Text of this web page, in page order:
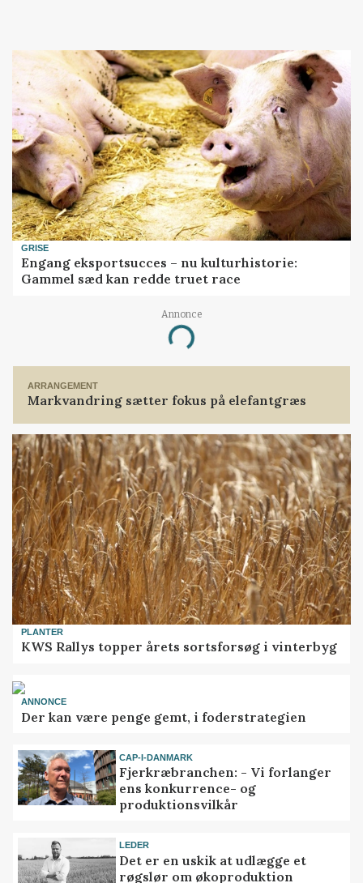
GRISE
Engang eksportsucces – nu kulturhistorie:
Gammel sæd kan redde truet race
Annonce
Loading...
ARRANGEMENT
Markvandring sætter fokus på elefantgræs
PLANTER
KWS Rallys topper årets sortsforsøg i vinterbyg
ANNONCE
Der kan være penge gemt, i foderstrategien
CAP-I-DANMARK
Fjerkræbranchen: - Vi forlanger
ens konkurrence- og
produktionsvilkår
LEDER
Det er en uskik at udlægge et
røgslør om økoproduktion